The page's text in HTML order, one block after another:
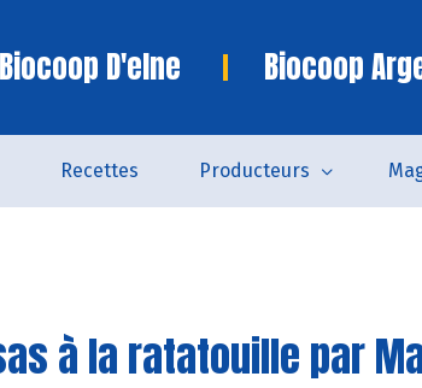
Biocoop D'elne Biocoop
Recettes Producteurs
à la ratatouille par